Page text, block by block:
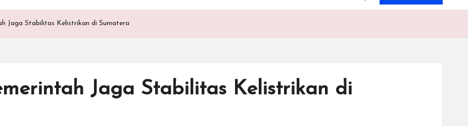
Jaga Stabilitas Kelistrikan di Sumatera
Jaga Stabilitas Kelistrikan di